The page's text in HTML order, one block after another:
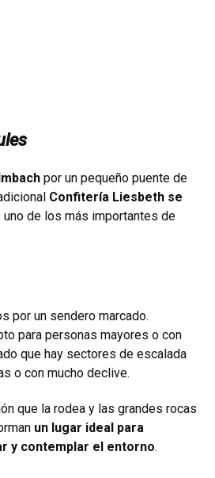
por un pequeño puente de
Confitería Liesbeth se
uno de los más importantes de
por un sendero marcado.
para personas mayores o con
que hay sectores de escalada
o con mucho declive.
que la rodea y las grandes rocas
un lugar ideal para
y contemplar el entorno.